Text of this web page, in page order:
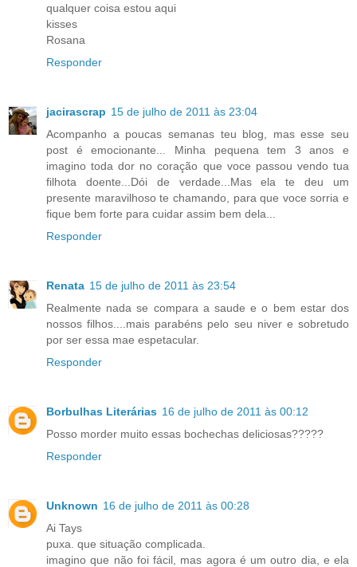
qualquer coisa estou aqui
kisses
Rosana
Responder
jacirascrap 15 de julho de 2011 às 23:04
Acompanho a poucas semanas teu blog, mas esse seu
post é emocionante... Minha pequena tem 3 anos e
imagino toda dor no coração que voce passou vendo tua
filhota doente...Dói de verdade...Mas ela te deu um
presente maravilhoso te chamando, para que voce sorria e
fique bem forte para cuidar assim bem dela...
Responder
Renata 15 de julho de 2011 às 23:54
Realmente nada se compara a saude e o bem estar dos
nossos filhos....mais parabéns pelo seu niver e sobretudo
por ser essa mae espetacular.
Responder
Borbulhas Literárias 16 de julho de 2011 às 00:12
Posso morder muito essas bochechas deliciosas?????
Responder
Unknown 16 de julho de 2011 às 00:28
Ai Tays
puxa. que situação complicada.
imagino que não foi fácil, mas agora é um outro dia, e ela